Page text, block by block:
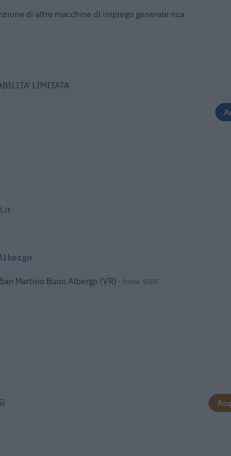
di altre macchine di impiego generale nca
LIMITATA
Martino Buon Albergo (VR) · fonte VIES